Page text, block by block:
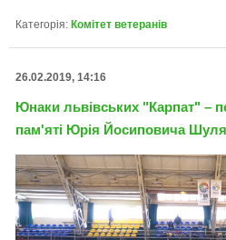
Категорія: Комітет ветеранів
26.02.2019, 14:16
Юнаки львівських "Карпат" –
пам'яті Юрія Йосиповича